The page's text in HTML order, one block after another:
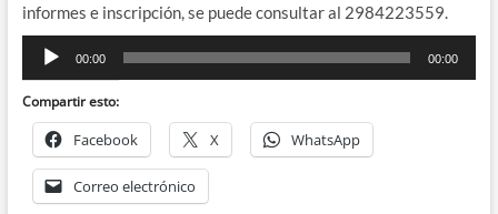
informes e inscripción, se puede consultar al 2984223559.
Reproductor
audio
00:00 00:00
Compartir esto:
Facebook X WhatsApp
Correo electrónico